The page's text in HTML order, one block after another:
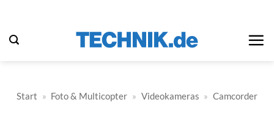
springen
Start » Foto & Multicopter » Videokameras » Camcorder